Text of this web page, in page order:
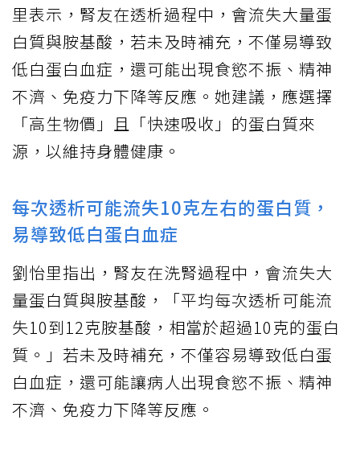
里表示，腎友在透析過程中，會流失大量蛋
白質與胺基酸，若未及時補充，不僅易導致
低白蛋白血症，還可能出現食慾不振、精神
不濟、免疫力下降等反應。她建議，應選擇
「高生物價」且「快速吸收」的蛋白質來
源，以維持身體健康。
每次透析可能流失10克左右的蛋白質，
易導致低白蛋白血症
劉怡里指出，腎友在洗腎過程中，會流失大
量蛋白質與胺基酸，「平均每次透析可能流
失10到12克胺基酸，相當於超過10克的蛋白
質。」若未及時補充，不僅容易導致低白蛋
白血症，還可能讓病人出現食慾不振、精神
不濟、免疫力下降等反應。